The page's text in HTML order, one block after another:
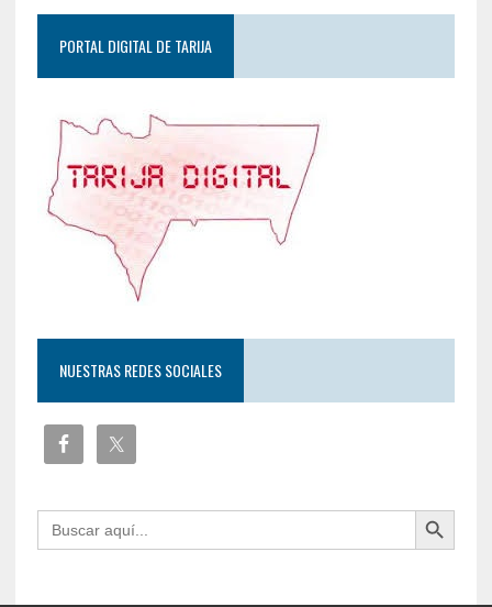
PORTAL DIGITAL DE TARIJA
NUESTRAS REDES SOCIALES
Buscar: Botón de búsqueda